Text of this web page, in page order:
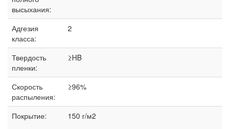
высыхания:
Адгезия
класса:
2
Твердость
пленки:
≥HB
Скорость
распыления:
≥96%
Покрытие: 150 г/м2